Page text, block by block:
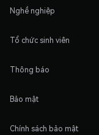
Nghề nghiệp
Tổ chức sinh viên
Thông báo
Bảo mật
Chính sách bảo mật